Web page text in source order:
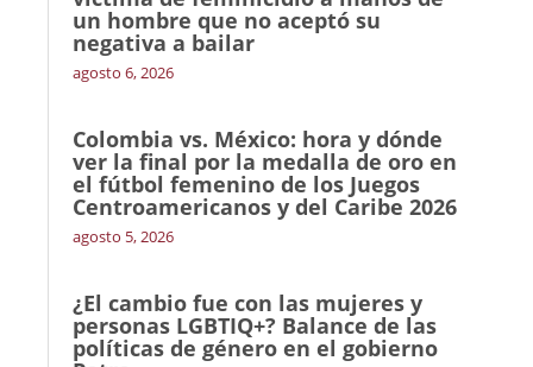
un hombre que no aceptó su
negativa a bailar
agosto 6, 2026
Colombia vs. México: hora y dónde
ver la final por la medalla de oro en
el fútbol femenino de los Juegos
Centroamericanos y del Caribe 2026
agosto 5, 2026
¿El cambio fue con las mujeres y
personas LGBTIQ+? Balance de las
políticas de género en el gobierno